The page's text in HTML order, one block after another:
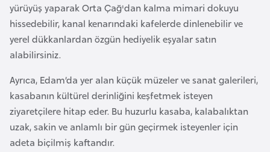
yürüyüş yaparak Orta Çağ'dan kalma mimari dokuyu
hissedebilir, kanal kenarındaki kafelerde dinlenebilir ve
yerel dükkanlardan özgün hediyelik eşyalar satın
alabilirsiniz.
Ayrıca, Edam’da yer alan küçük müzeler ve sanat galerileri,
kasabanın kültürel derinliğini keşfetmek isteyen
ziyaretçilere hitap eder. Bu huzurlu kasaba, kalabalıktan
uzak, sakin ve anlamlı bir gün geçirmek isteyenler için
adeta biçilmiş kaftandır.
B
u
r
i
n
a
F
a